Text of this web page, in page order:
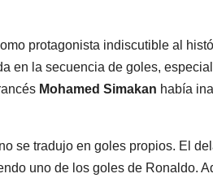
protagonista indiscutible al
en la secuencia de goles,
Mohamed Simakan había
se tradujo en goles propios. El
uno de los goles de Ronaldo.